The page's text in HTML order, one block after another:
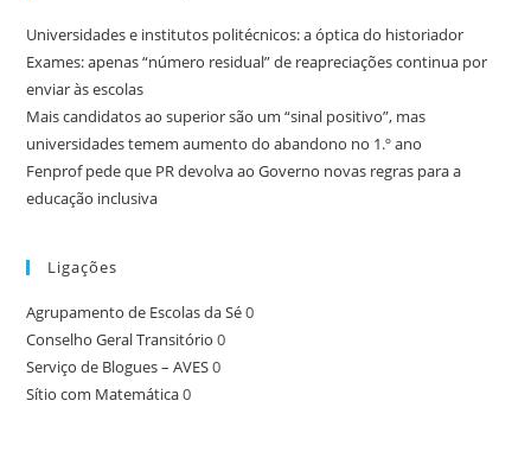
Universidades e institutos politécnicos: a óptica do historiador
Exames: apenas “número residual” de reapreciações continua por
enviar às escolas
Mais candidatos ao superior são um “sinal positivo”, mas
universidades temem aumento do abandono no 1.º ano
Fenprof pede que PR devolva ao Governo novas regras para a
educação inclusiva
Ligações
Agrupamento de Escolas da Sé0
Conselho Geral Transitório 0
Serviço de Blogues – AVES0
Sítio com Matemática0